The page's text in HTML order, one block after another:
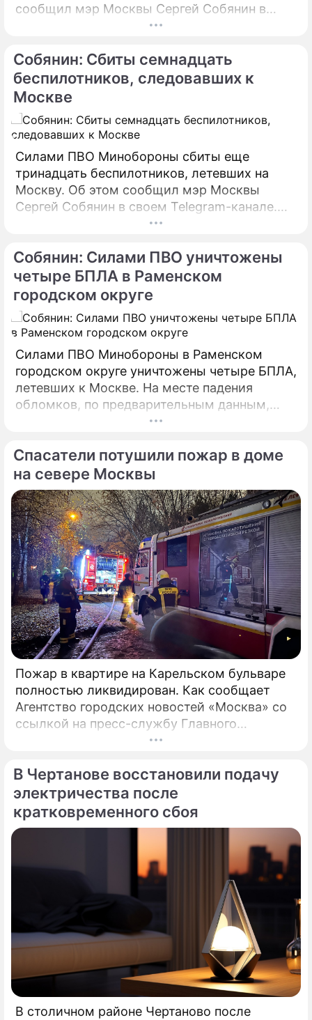
сообщил мэр Москвы Сергей Собянин в
своем Telegram-канале. По его словам, в
предпринимаются все меры по ликвидации
пожара.
Собянин: Сбиты семнадцать
беспилотников, следовавших к
Москве
Силами ПВО Минобороны сбиты еще
тринадцать беспилотников, летевших на
Москву. Об этом сообщил мэр Москвы
Сергей Собянин в своем Telegram-канале.
БПЛА уничтожены в городских округах
Собянин: Силами ПВО уничтожены
четыре БПЛА в Раменском
городском округе
Силами ПВО Минобороны в Раменском
городском округе уничтожены четыре БПЛА,
летевших к Москве. На месте падения
обломков, по предварительным данным,
разрушений и пострадавших нет. На месте
Спасатели потушили пожар в доме
на севере Москвы
Пожар в квартире на Карельском бульваре
полностью ликвидирован. Как сообщает
Агентство городских новостей «Москва» со
ссылкой на пресс-службу Главного
управления МЧС России по столице,
В Чертанове восстановили подачу
электричества после
кратковременного сбоя
В столичном районе Чертаново после